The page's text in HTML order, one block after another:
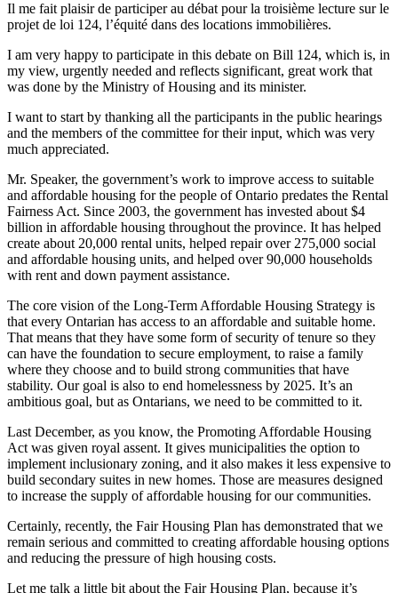
Il me fait plaisir de participer au débat pour la troisième lecture sur le
projet de loi 124, l’équité dans des locations immobilières.
I am very happy to participate in this debate on Bill 124, which is, in
my view, urgently needed and reflects significant, great work that
was done by the Ministry of Housing and its minister.
I want to start by thanking all the participants in the public hearings
and the members of the committee for their input, which was very
much appreciated.
Mr. Speaker, the government’s work to improve access to suitable
and affordable housing for the people of Ontario predates the Rental
Fairness Act. Since 2003, the government has invested about $4
billion in affordable housing throughout the province. It has helped
create about 20,000 rental units, helped repair over 275,000 social
and affordable housing units, and helped over 90,000 households
with rent and down payment assistance.
The core vision of the Long-Term Affordable Housing Strategy is
that every Ontarian has access to an affordable and suitable home.
That means that they have some form of security of tenure so they
can have the foundation to secure employment, to raise a family
where they choose and to build strong communities that have
stability. Our goal is also to end homelessness by 2025. It’s an
ambitious goal, but as Ontarians, we need to be committed to it.
Last December, as you know, the Promoting Affordable Housing
Act was given royal assent. It gives municipalities the option to
implement inclusionary zoning, and it also makes it less expensive to
build secondary suites in new homes. Those are measures designed
to increase the supply of affordable housing for our communities.
Certainly, recently, the Fair Housing Plan has demonstrated that we
remain serious and committed to creating affordable housing options
and reducing the pressure of high housing costs.
Let me talk a little bit about the Fair Housing Plan, because it’s